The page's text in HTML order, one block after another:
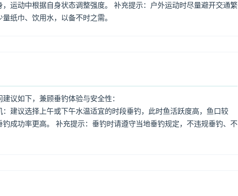
运动中根据自身状态调整强度。 补充提示：户外运动时尽量避开交通繁
纸巾、饮用水，以备不时之需。
议如下，兼顾垂钓体验与安全性：
建议选择上午或下午水温适宜的时段垂钓，此时鱼活跃度高，鱼口较
成功率更高。 补充提示：垂钓时请遵守当地垂钓规定，不违规垂钓、不